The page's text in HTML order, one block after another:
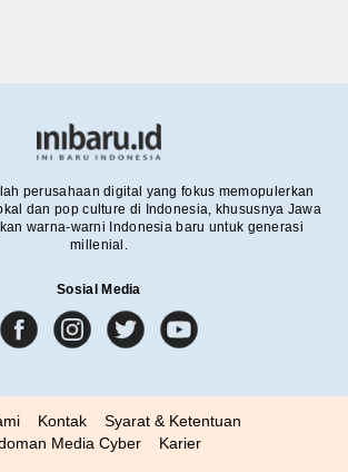
perusahaan digital yang fokus memopulerkan
dan pop culture di Indonesia, khususnya Jawa
warna-warni Indonesia baru untuk generasi
millenial.
Sosial Media
Kontak
Syarat & Ketentuan
Media Cyber
Karier